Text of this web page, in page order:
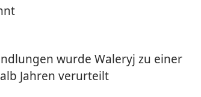
wurde Waleryj zu einer
Jahren verurteilt